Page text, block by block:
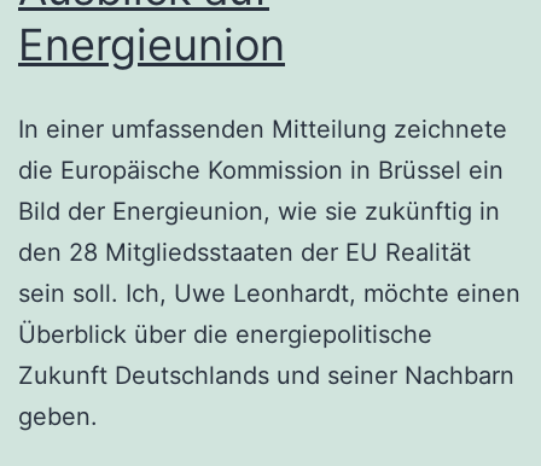
Energieunion
In einer umfassenden Mitteilung zeichnete
die Europäische Kommission in Brüssel ein
Bild der Energieunion, wie sie zukünftig in
den 28 Mitgliedsstaaten der EU Realität
sein soll. Ich, Uwe Leonhardt, möchte einen
Überblick über die energiepolitische
Zukunft Deutschlands und seiner Nachbarn
geben.